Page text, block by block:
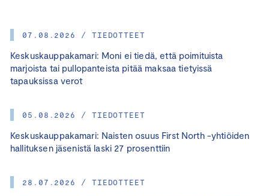
07.08.2026 / TIEDOTTEET
Keskuskauppakamari: Moni ei tiedä, että poimituista
marjoista tai pullopanteista pitää maksaa tietyissä
tapauksissa verot
05.08.2026 / TIEDOTTEET
Keskuskauppakamari: Naisten osuus First North -yhtiöiden
hallituksen jäsenistä laski 27 prosenttiin
28.07.2026 / TIEDOTTEET